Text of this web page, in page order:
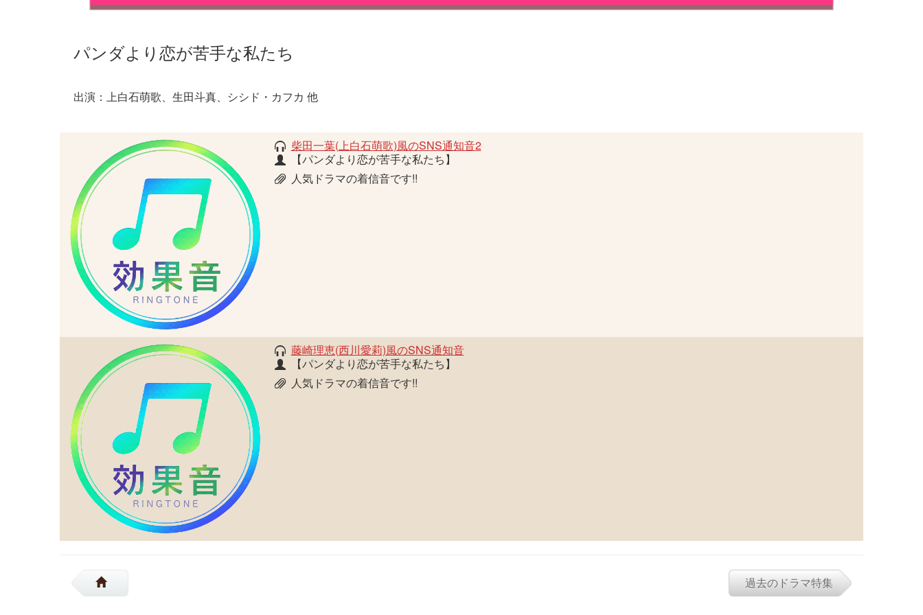
パンダより恋が苦手な私たち
出演：上白石萌歌、生田斗真、シシド・カフカ 他
柴田一葉(上白石萌歌)風のSNS通知音2
【パンダより恋が苦手な私たち】
人気ドラマの着信音です!!
藤崎理恵(西川愛莉)風のSNS通知音
【パンダより恋が苦手な私たち】
人気ドラマの着信音です!!
過去のドラマ特集